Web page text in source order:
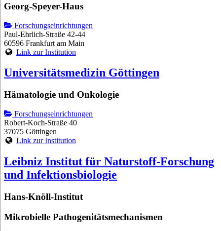
Georg-Speyer-Haus
Forschungseinrichtungen
Paul-Ehrlich-Straße 42-44
60596 Frankfurt am Main
Link zur Institution
Universitätsmedizin Göttingen
Hämatologie und Onkologie
Forschungseinrichtungen
Robert-Koch-Straße 40
37075 Göttingen
Link zur Institution
Leibniz Institut für Naturstoff-Forschung
und Infektionsbiologie
Hans-Knöll-Institut
Mikrobielle Pathogenitätsmechanismen